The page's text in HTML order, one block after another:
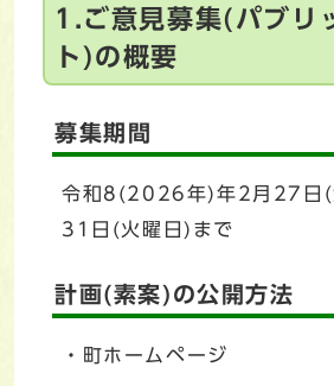
1.ご意見募集(パブリ
ト)の概要
募集期間
令和8(2026年)年2月27日(
31日(火曜日)まで
計画(素案)の公開方法
・町ホームページ